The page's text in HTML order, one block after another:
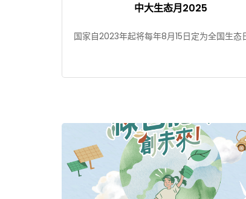
中大生态月2025
国家自2023年起将每年8月15日定为全国生态